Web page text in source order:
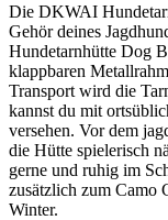
Die DKWAI
Gehör deines
Hundetarnhütte Dog
klappbaren
Transport wird die
kannst du mit
versehen. Vor dem
die Hütte spielerisch
gerne und ruhig im
zusätzlich zum Camo
Winter.